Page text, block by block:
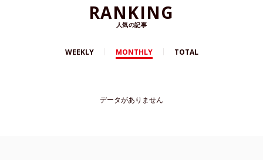
RANKING
人気の記事
WEEKLY MONTHLY TOTAL
データがありません